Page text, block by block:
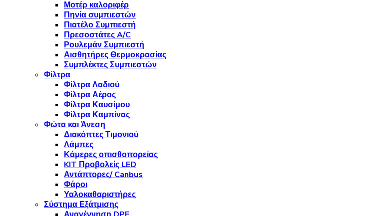
Μοτέρ καλοριφέρ
Πηνία συμπιεστών
Πιατέλο Συμπιεστή
Πρεσοστάτες A/C
Ρουλεμάν Συμπιεστή
Αισθητήρες Θερμοκρασίας
Συμπλέκτες Συμπιεστών
Φίλτρα
Φίλτρα Λαδιού
Φίλτρα Αέρος
Φίλτρα Καυσίμου
Φίλτρα Καμπίνας
Φώτα και Άνεση
Διακόπτες Τιμονιού
Λάμπες
Κάμερες οπισθοπορείας
KIT Προβολείς LED
Αντάπτορες/ Canbus
Φάροι
Υαλοκαθαριστήρες
Σύστημα Εξάτμισης